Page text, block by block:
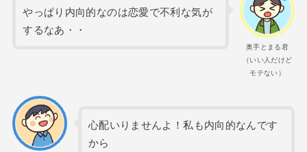
奥手とまる君
（いい人だけど
モテない）
やっぱり内向的なのは恋愛で不利な気が
するなあ・・
心配いりませんよ！私も内向的なんです
から